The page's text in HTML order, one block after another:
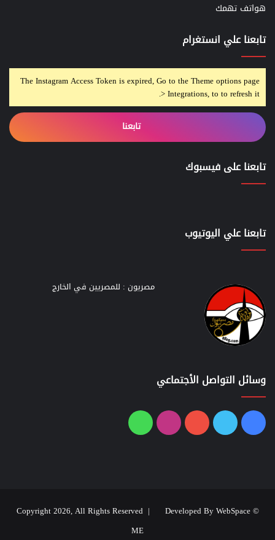
هواتف تهمك
تابعنا علي انستغرام
The Instagram Access Token is expired, Go to the Theme options page
> Integrations, to to refresh it.
تابعنا
تابعنا على فيسبوك
تابعنا علي اليوتيوب
مصريون : للمصريين في الخارج
وسائل التواصل الأجتماعي
فيسبوك
تويتر يوتيوبانستقرامواتساب
© Copyright 2026, All Rights Reserved |
Developed By WebSpace
ME